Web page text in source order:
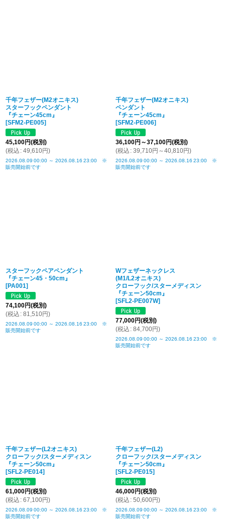
千年フェザー(M2オニキス)
スターフックペンダント
『チェーン45cm』
[SFM2-PE005]
45,100円(税別)
(税込 : 49,610円)
2026.08.09 00:00 ～ 2026.08.16 23:00 ※
販売開始前です
千年フェザー(M2オニキス)
ペンダント
『チェーン45cm』
[SFM2-PE006]
36,100円 ～37,100円(税別)
(税込 : 39,710円 ～40,810円)
2026.08.09 00:00 ～ 2026.08.16 23:00 ※
販売開始前です
スターフックペアペンダント
『チェーン45・50cm』
[PA001]
74,100円(税別)
(税込 : 81,510円)
2026.08.09 00:00 ～ 2026.08.16 23:00 ※
販売開始前です
Wフェザーネックレス
(M1/L2オニキス)
クローフック/スターメディスン
『チェーン50cm』
[SFL2-PE007W]
77,000円(税別)
(税込 : 84,700円)
2026.08.09 00:00 ～ 2026.08.16 23:00 ※
販売開始前です
千年フェザー(L2オニキス)
クローフック/スターメディスン
『チェーン50cm』
[SFL2-PE014]
61,000円(税別)
(税込 : 67,100円)
2026.08.09 00:00 ～ 2026.08.16 23:00 ※
販売開始前です
千年フェザー(L2)
クローフック/スターメディスン
『チェーン50cm』
[SFL2-PE015]
46,000円(税別)
(税込 : 50,600円)
2026.08.09 00:00 ～ 2026.08.16 23:00 ※
販売開始前です